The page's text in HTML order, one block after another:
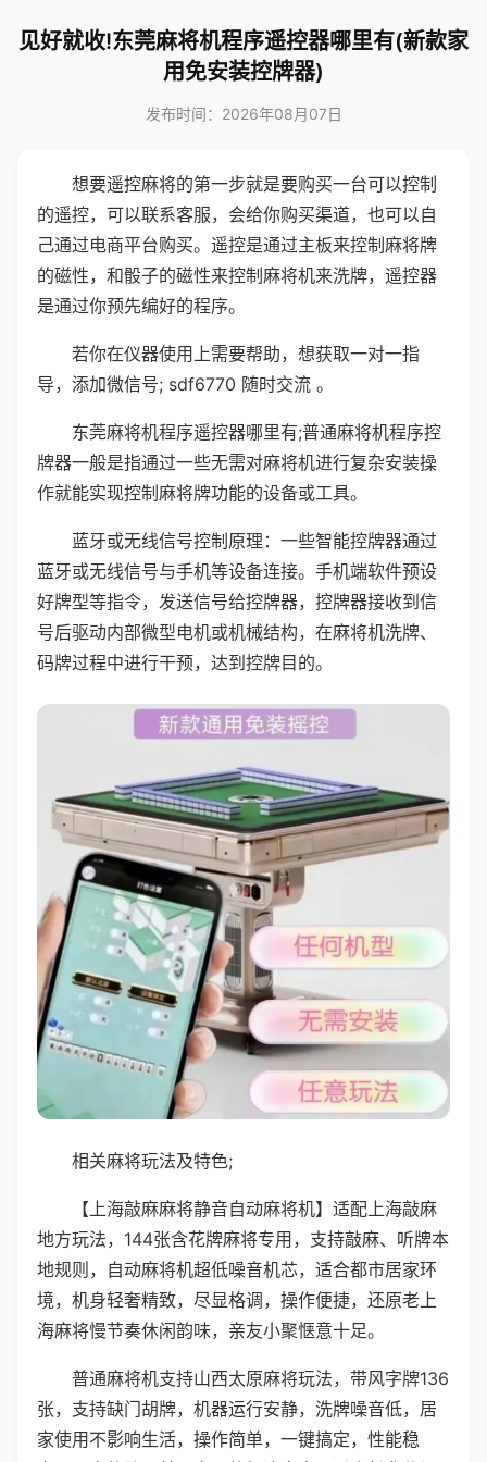
见好就收!东莞麻将机程序遥控器哪里有(新款家
用免安装控牌器)
发布时间：2026年08月07日
想要遥控麻将的第一步就是要购买一台可以控制
的遥控，可以联系客服，会给你购买渠道，也可以自
己通过电商平台购买。遥控是通过主板来控制麻将牌
的磁性，和骰子的磁性来控制麻将机来洗牌，遥控器
是通过你预先编好的程序。
若你在仪器使用上需要帮助，想获取一对一指
导，添加微信号; sdf6770 随时交流 。
东莞麻将机程序遥控器哪里有;普通麻将机程序控
牌器一般是指通过一些无需对麻将机进行复杂安装操
作就能实现控制麻将牌功能的设备或工具。
蓝牙或无线信号控制原理：一些智能控牌器通过
蓝牙或无线信号与手机等设备连接。手机端软件预设
好牌型等指令，发送信号给控牌器，控牌器接收到信
号后驱动内部微型电机或机械结构，在麻将机洗牌、
码牌过程中进行干预，达到控牌目的。
相关麻将玩法及特色;
【上海敲麻麻将静音自动麻将机】适配上海敲麻
地方玩法，144张含花牌麻将专用，支持敲麻、听牌本
地规则，自动麻将机超低噪音机芯，适合都市居家环
境，机身轻奢精致，尽显格调，操作便捷，还原老上
海麻将慢节奏休闲韵味，亲友小聚惬意十足。
普通麻将机支持山西太原麻将玩法，带风字牌136
张，支持缺门胡牌，机器运行安静，洗牌噪音低，居
家使用不影响生活，操作简单，一键搞定，性能稳